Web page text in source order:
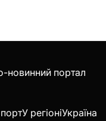
новинний портал
У регіоніУкраїна